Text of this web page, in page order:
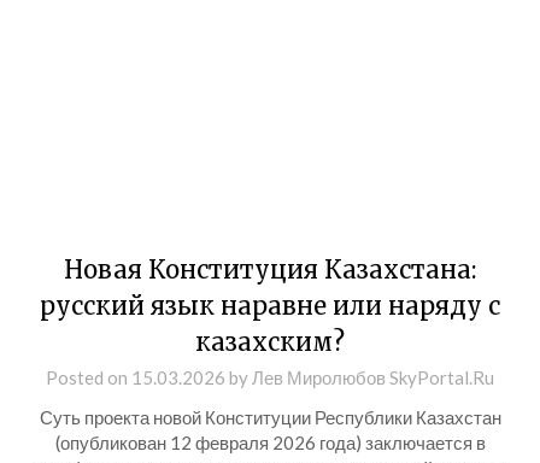
Новая Конституция Казахстана:
русский язык наравне или наряду с
казахским?
Posted on 15.03.2026 by Лев Миролюбов SkyPortal.Ru
Суть проекта новой Конституции Республики Казахстан
(опубликован 12 февраля 2026 года) заключается в